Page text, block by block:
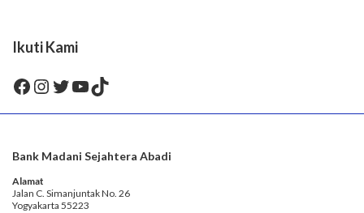
Ikuti Kami
Facebook
Instagram
Twitter
YouTube
TikTok
Bank Madani Sejahtera Abadi
Alamat
Jalan C. Simanjuntak No. 26
Yogyakarta 55223